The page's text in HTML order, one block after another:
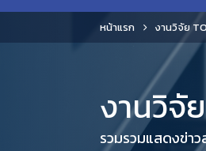
หน้าแรก งานวิจัย
งานวิจั
รวมรวมแสดงข่า